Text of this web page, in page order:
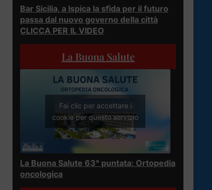
Bar Sicilia, a Ispica la sfida per il futuro
passa dal nuovo governo della città
CLICCA PER IL VIDEO
La Buona Salute
Fai clic per accettare i
cookie per questo servizio
La Buona Salute 63° puntata: Ortopedia
oncologica